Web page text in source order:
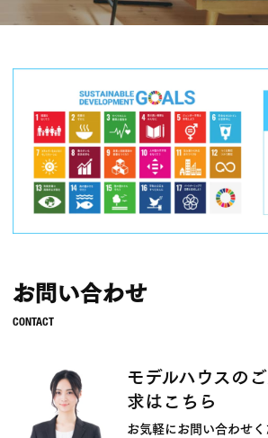
お問い合わせ
モデルハウスの
求はこちら
お気軽にお問い合わせく